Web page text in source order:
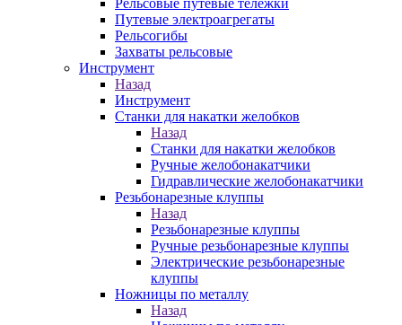
Рельсовые путевые тележки
Путевые электроагрегаты
Рельсогибы
Захваты рельсовые
Инструмент
Назад
Инструмент
Станки для накатки желобков
Назад
Станки для накатки желобков
Ручные желобонакатчики
Гидравлические желобонакатчики
Резьбонарезные клуппы
Назад
Резьбонарезные клуппы
Ручные резьбонарезные клуппы
Электрические резьбонарезные
клуппы
Ножницы по металлу
Назад